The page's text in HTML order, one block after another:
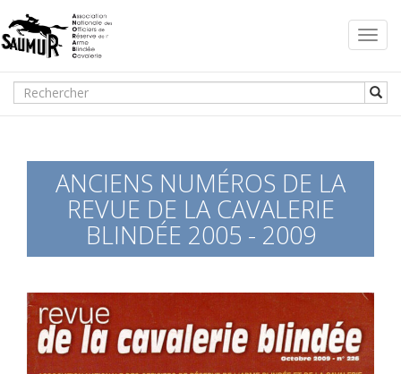
ANCIENS NUMÉROS DE LA
REVUE DE LA CAVALERIE
BLINDÉE 2005 - 2009